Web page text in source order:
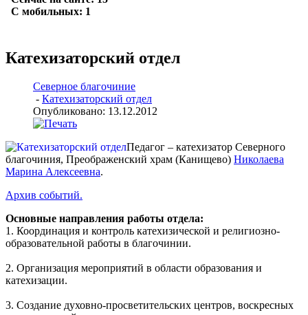
Катехизаторский отдел
Северное благочиние
- Катехизаторский отдел
Опубликовано: 13.12.2012
Педагог – катехизатор Северного
благочиния, Преображенский храм (Канищево) Николаева
Марина Алексеевна.
Архив событий.
Основные направления работы отдела:
1. Координация и контроль катехизической и религиозно-
образовательной работы в благочинии.
2. Организация мероприятий в области образования и
катехизации.
3. Создание духовно-просветительских центров, воскресных